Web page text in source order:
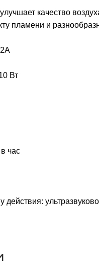
качество
пламени и
Вт
час
действия: